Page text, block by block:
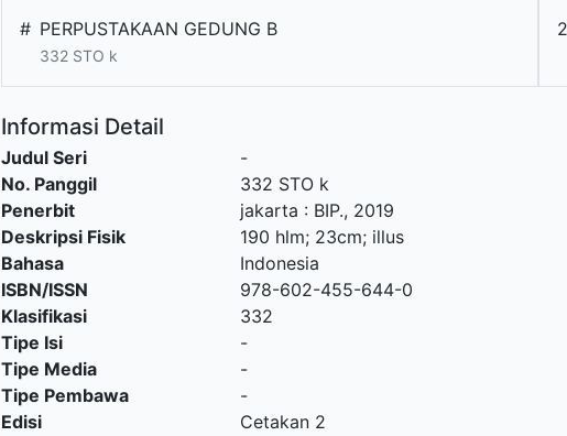
# PERPUSTAKAAN GEDUNG B
332 STO k
Informasi Detail
Judul Seri
-
No. Panggil
332 STO k
Penerbit
jakarta : BIP., 2019
Deskripsi Fisik
190 hlm; 23cm; illus
Bahasa
Indonesia
ISBN/ISSN
978-602-455-644-0
Klasifikasi
332
Tipe Isi
-
Tipe Media
-
Tipe Pembawa
-
Edisi
Cetakan 2